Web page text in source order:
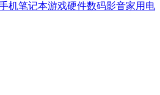
机笔记本游戏硬件数码影音家用电